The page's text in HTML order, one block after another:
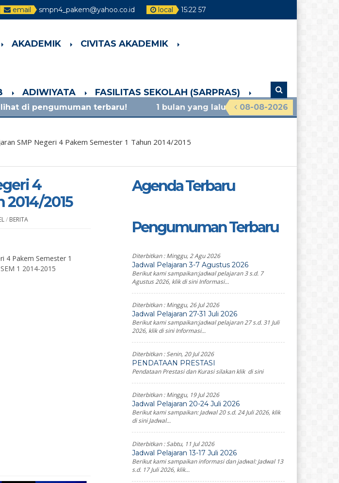
email smpn4_pakem@yahoo.co.id local 15:22 58
AKADEMIK CIVITAS AKADEMIK
ADIWIYATA FASILITAS SEKOLAH (SARPRAS)
08-08-2026
terbaru! 1 bulan yang lalu/ materi sosialisasi mpls ramah 2026
SMP Negeri 4 Pakem Semester 1 Tahun 2014/2015
4
2014/2015
/ BERITA
4 Pakem Semester 1
1 2014-2015
Agenda Terbaru
Pengumuman Terbaru
Diterbitkan :Minggu, 2 Agu 2026
Jadwal Pelajaran 3-7 Agustus 2026
Berikut kami sampaikan:jadwal pelajaran 3 s.d. 7
Agustus 2026, klik di sini Informasi...
Diterbitkan :Minggu, 26 Jul 2026
Jadwal Pelajaran 27-31 Juli 2026
Berikut kami sampaikan:jadwal pelajaran 27 s.d. 31 Juli
2026, klik di sini Informasi...
Diterbitkan :Senin, 20 Jul 2026
PENDATAAN PRESTASI
Pendataan Prestasi dan Kurasi silakan klik di sini
Diterbitkan :Minggu, 19 Jul 2026
Jadwal Pelajaran 20-24 Juli 2026
Berikut kami sampaikan: Jadwal 20 s.d. 24 Juli 2026, klik
di sini Jadwal...
Diterbitkan :Sabtu, 11 Jul 2026
Jadwal Pelajaran 13-17 Juli 2026
Berikut kami sampaikan informasi dan jadwal: Jadwal 13
s.d. 17 Juli 2026, klik...